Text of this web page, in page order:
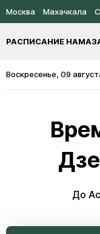
Москва Махачкала
РАСПИСАНИЕ
Воскресенье, 09
До